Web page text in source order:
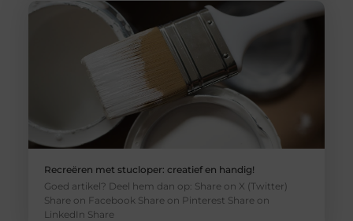
Recreëren met stucloper: creatief en handig!
Goed artikel? Deel hem dan op: Share on X (Twitter)
Share on Facebook Share on Pinterest Share on
LinkedIn Share